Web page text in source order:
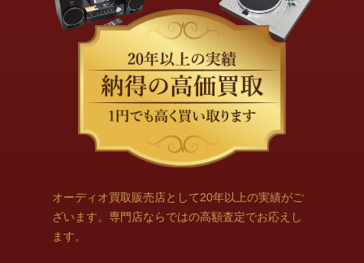
オーディオ買取販売店として20年以上の実績がご
ざいます。専門店ならではの高額査定でお応えし
ます。